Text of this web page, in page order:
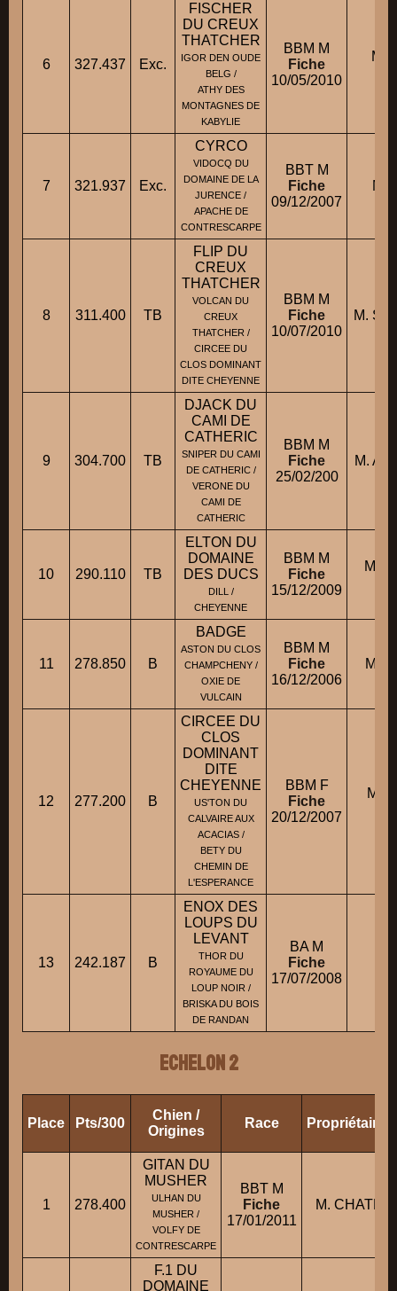
6 327.437 Exc.
FISCHER
DU CREUX
THATCHER
IGOR DEN OUDE
BELG /
ATHY DES
MONTAGNES DE
KABYLIE
BBM M
Fiche
10/05/2010
M.
7 321.937 Exc.
CYRCO
VIDOCQ DU
DOMAINE DE LA
JURENCE /
APACHE DE
CONTRESCARPE
BBT M
Fiche
09/12/2007
M.
8 311.400 TB
FLIP DU
CREUX
THATCHER
VOLCAN DU
CREUX
THATCHER /
CIRCEE DU
CLOS DOMINANT
DITE CHEYENNE
BBM M
Fiche
10/07/2010
M.
9 304.700 TB
DJACK DU
CAMI DE
CATHERIC
SNIPER DU CAMI
DE CATHERIC /
VERONE DU
CAMI DE
CATHERIC
BBM M
Fiche
25/02/200
M.
10 290.110 TB
ELTON DU
DOMAINE
DES DUCS
DILL /
CHEYENNE
BBM M
Fiche
15/12/2009
M.
11 278.850 B
BADGE
ASTON DU CLOS
CHAMPCHENY /
OXIE DE
VULCAIN
BBM M
Fiche
16/12/2006
Mlle
12 277.200 B
CIRCEE DU
CLOS
DOMINANT
DITE
CHEYENNE
US'TON DU
CALVAIRE AUX
ACACIAS /
BETY DU
CHEMIN DE
L'ESPERANCE
BBM F
Fiche
20/12/2007
M.
13 242.187 B
ENOX DES
LOUPS DU
LEVANT
THOR DU
ROYAUME DU
LOUP NOIR /
BRISKA DU BOIS
DE RANDAN
BA M
Fiche
17/07/2008
ECHELON 2
Place Pts/300
Chien /
Origines
Race Propriétaire/
1 278.400
GITAN DU
MUSHER
ULHAN DU
MUSHER /
VOLFY DE
CONTRESCARPE
BBT M
Fiche
17/01/2011
M.
F.1 DU
DOMAINE